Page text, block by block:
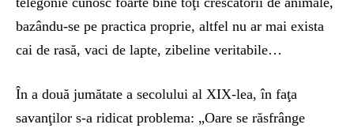
bazându-se pe practica proprie, altfel nu ar mai exista
cai de rasă, vaci de lapte, zibeline veritabile…
În a două jumătate a secolului al XIX-lea, în faţa
savanţilor s-a ridicat problema: „Oare se răsfrânge